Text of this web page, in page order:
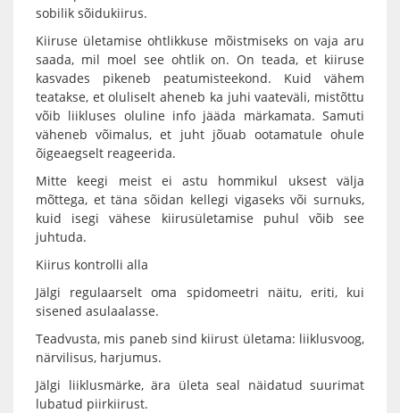
sobilik sõidukiirus.
Kiiruse ületamise ohtlikkuse mõistmiseks on vaja aru
saada, mil moel see ohtlik on. On teada, et kiiruse
kasvades pikeneb peatumisteekond. Kuid vähem
teatakse, et oluliselt aheneb ka juhi vaateväli, mistõttu
võib liikluses oluline info jääda märkamata. Samuti
väheneb võimalus, et juht jõuab ootamatule ohule
õigeaegselt reageerida.
Mitte keegi meist ei astu hommikul uksest välja
mõttega, et täna sõidan kellegi vigaseks või surnuks,
kuid isegi vähese kiirusületamise puhul võib see
juhtuda.
Kiirus kontrolli alla
Jälgi regulaarselt oma spidomeetri näitu, eriti, kui
sisened asulaalasse.
Teadvusta, mis paneb sind kiirust ületama: liiklusvoog,
närvilisus, harjumus.
Jälgi liiklusmärke, ära ületa seal näidatud suurimat
lubatud piirkiirust.